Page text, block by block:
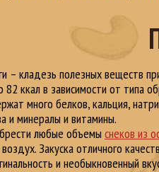
– кладезь полезных веществ
ккал в зависимости от типа
много белков, кальция,
и минералы и витамины.
любые объемы снеков из
Закуска отличного
и необыкновенный